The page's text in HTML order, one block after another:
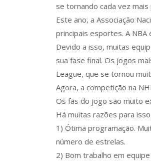
se tornando cada vez
Este ano, a Associação
principais esportes. A NBA
Devido a isso, muitas
sua fase final. Os jogos
League, que se tornou
Agora, a competição na
Os fãs do jogo são muito
Há muitas razões para
1) Ótima programação.
número de estrelas.
2) Bom trabalho em